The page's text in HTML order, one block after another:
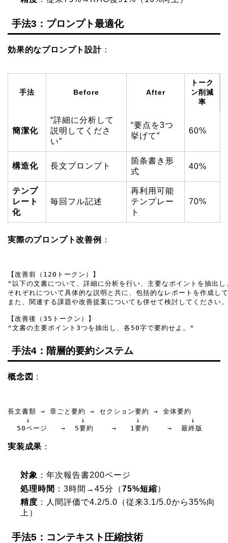
手法3：プロンプト最適化
効果的なプロンプト設計：
手法 Before After
トーク
ン削減
率
簡潔化
“詳細に分析して
説明してくださ
い”
“要点を3つ
挙げて”
60%
構造化 長文プロンプト
箇条書き形
式
40%
テンプ
レート
化
毎回フル記述
再利用可能
テンプレー
ト
70%
実際のプロンプト改善例 ：
【改善前（120トークン）】
"以下の文書について、詳細に分析を行い、主要なポイントを抽出し
それぞれについて具体的な説明と共に、包括的なレポートを作成し
また、関連する課題や改善提案についても併せて検討してください
【改善後（35トークン）】
"文書の主要ポイント3つを抽出し、各50字で要約せよ。"
手法4：階層的要約システム
概念図 ：
長文書類 → 章ごと要約 → セクション要約 → 全体要約
    ↓           ↓           ↓           ↓
  50ページ   →  5要約    →   1要約    →  最終版
実装成果 ：
対象 ：年次報告書200ページ
処理時間 ：3時間→45分（75%短縮）
精度 ：人間評価で4.2/5.0（従来3.1/5.0から35%向
上）
手法5：コンテキスト圧縮技術